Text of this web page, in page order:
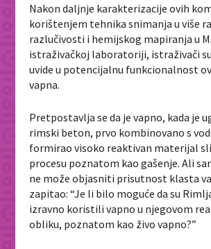
Nakon daljnje karakterizacije ovih
korištenjem tehnika snimanja u više
razlučivosti i hemijskog mapiranja u
istraživačkoj laboratoriji, istraživači
uvide u potencijalnu funkcionalnost
vapna.
Pretpostavlja se da je vapno, kada je
rimski beton, prvo kombinovano s
formirao visoko reaktivan materijal
procesu poznatom kao gašenje. Ali
ne može objasniti prisutnost klasta
zapitao: “Je li bilo moguće da su
izravno koristili vapno u njegovom
obliku, poznatom kao živo vapno?”